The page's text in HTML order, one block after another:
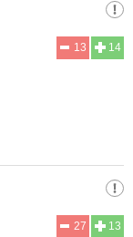
14
13
13
27